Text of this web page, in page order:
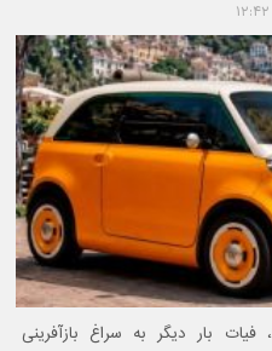
با معرفی رسمی کانسپت Multiplina، فیات بار دیگر به سراغ بازآفرینی